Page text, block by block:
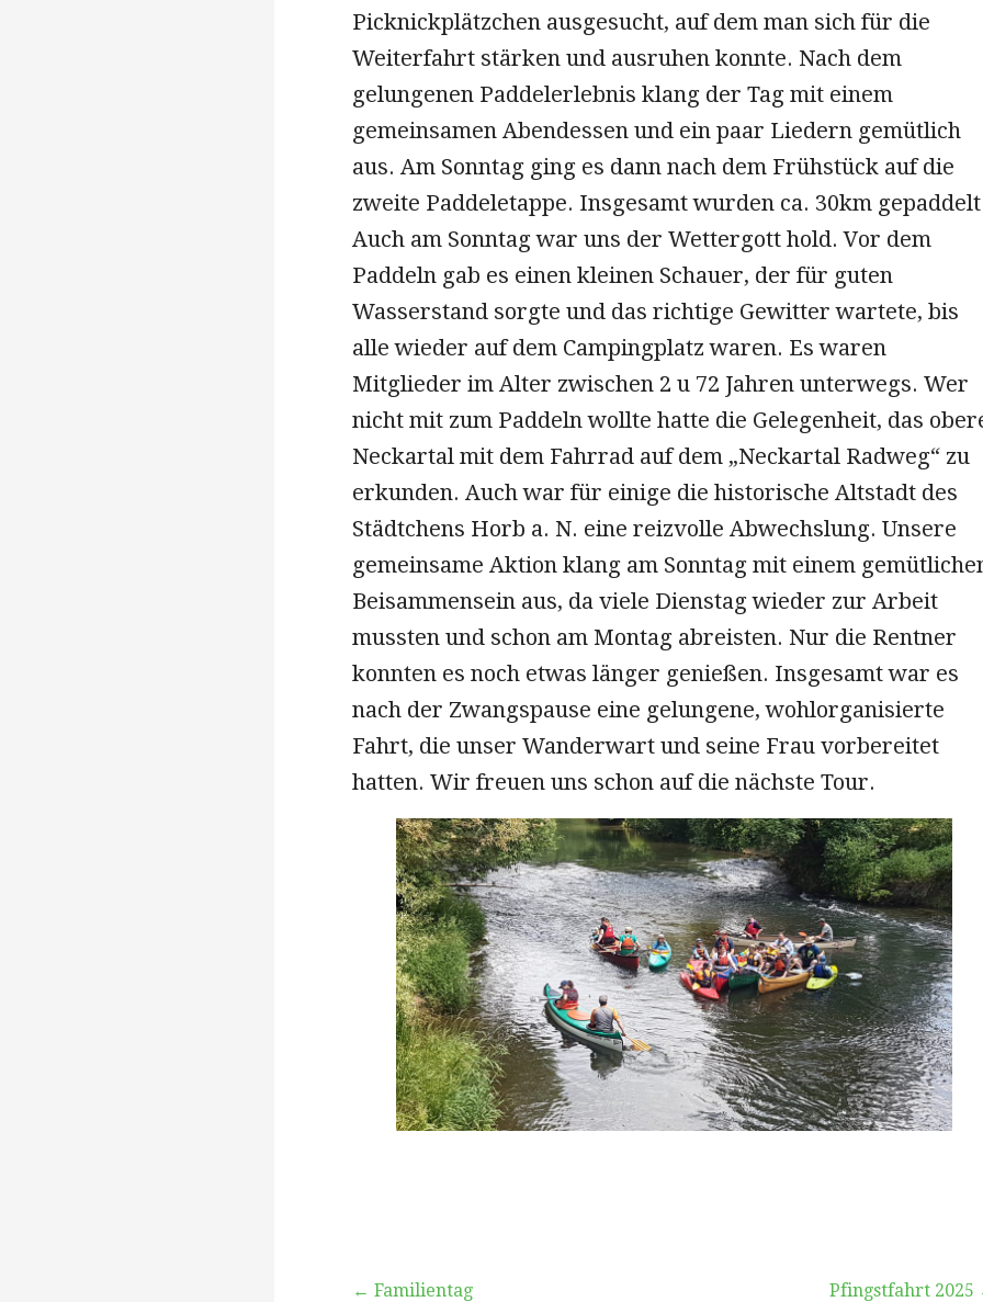
Picknickplätzchen ausgesucht, auf dem man sich für die
Weiterfahrt stärken und ausruhen konnte. Nach dem
gelungenen Paddelerlebnis klang der Tag mit einem
gemeinsamen Abendessen und ein paar Liedern gemütlich
aus. Am Sonntag ging es dann nach dem Frühstück auf die
zweite Paddeletappe. Insgesamt wurden ca. 30km
Auch am Sonntag war uns der Wettergott hold. Vor dem
Paddeln gab es einen kleinen Schauer, der für guten
Wasserstand sorgte und das richtige Gewitter wartete, bis
alle wieder auf dem Campingplatz waren. Es waren
Mitglieder im Alter zwischen 2 u 72 Jahren unterwegs. Wer
nicht mit zum Paddeln wollte hatte die Gelegenheit, das
Neckartal mit dem Fahrrad auf dem „Neckartal Radweg“ zu
erkunden. Auch war für einige die historische Altstadt des
Städtchens Horb a. N. eine reizvolle Abwechslung. Unsere
gemeinsame Aktion klang am Sonntag mit einem
Beisammensein aus, da viele Dienstag wieder zur Arbeit
mussten und schon am Montag abreisten. Nur die Rentner
konnten es noch etwas länger genießen. Insgesamt war es
nach der Zwangspause eine gelungene, wohlorganisierte
Fahrt, die unser Wanderwart und seine Frau vorbereitet
hatten. Wir freuen uns schon auf die nächste Tour.
← Familientag Pfingstfahrt